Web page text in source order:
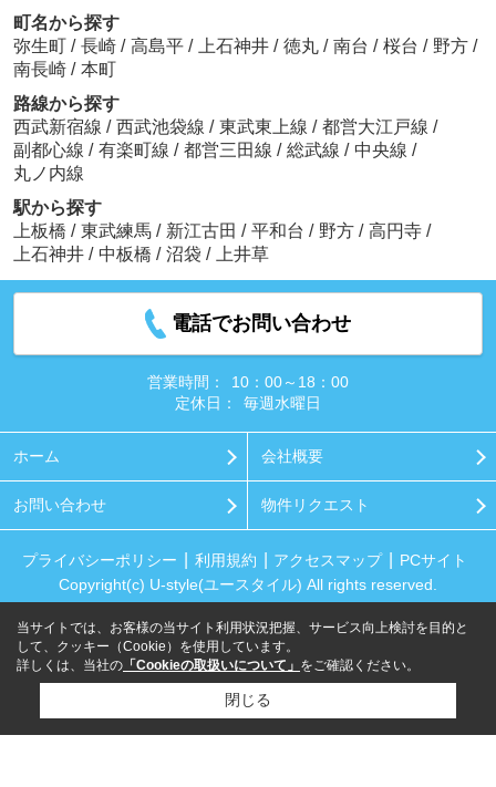
町名から探す
弥生町 / 長崎 / 高島平 / 上石神井 / 徳丸 / 南台 / 桜台 / 野方 /
南長崎 / 本町
路線から探す
西武新宿線 / 西武池袋線 / 東武東上線 / 都営大江戸線 /
副都心線 / 有楽町線 / 都営三田線 / 総武線 / 中央線 /
丸ノ内線
駅から探す
上板橋 / 東武練馬 / 新江古田 / 平和台 / 野方 / 高円寺 /
上石神井 / 中板橋 / 沼袋 / 上井草
電話でお問い合わせ
営業時間：
10：00～18：00
定休日：
毎週水曜日
ホーム 会社概要
お問い合わせ 物件リクエスト
プライバシーポリシー 利用規約 アクセスマップ
PCサイト
Copyright(c) U-style(ユースタイル) All rights reserved.
当サイトでは、お客様の当サイト利用状況把握、サービス向上検討を目的と
して、クッキー（Cookie）を使用しています。
詳しくは、当社の 「Cookieの取扱いについて」 をご確認ください。
閉じる